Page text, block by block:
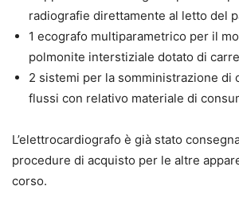
radiografie direttamente al letto del
1 ecografo multiparametrico per il
polmonite interstiziale dotato di
2 sistemi per la somministrazione di
flussi con relativo materiale di
L’elettrocardiografo è già stato
procedure di acquisto per le altre
corso.